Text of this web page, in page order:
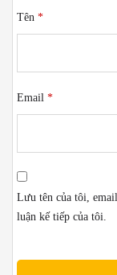
Tên *
Email *
Lưu tên của tôi,
luận kế tiếp của tôi.